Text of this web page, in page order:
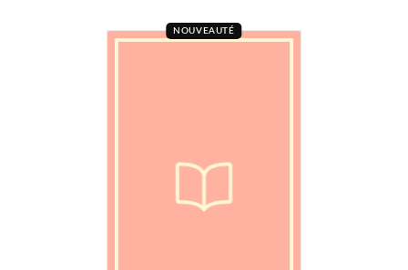
NOUVEAUTÉ